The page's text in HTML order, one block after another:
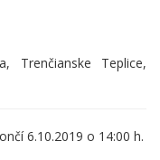
Trenčianske Teplice,
6.10.2019 o 14:00 h.